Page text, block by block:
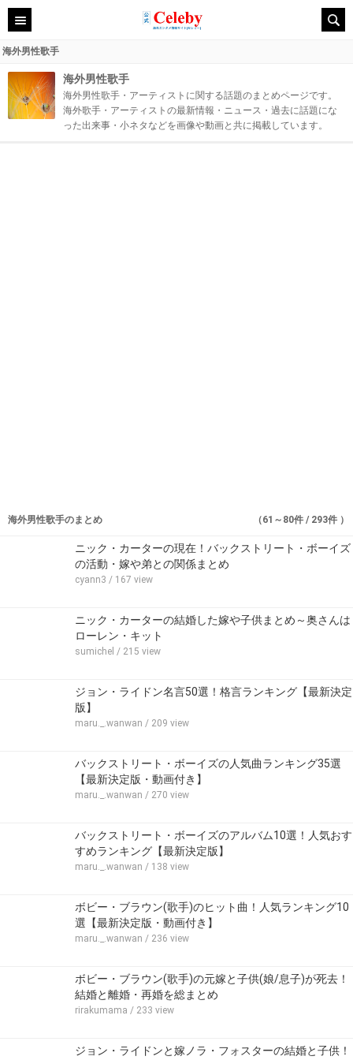
海外男性歌手
海外男性歌手
海外男性歌手・アーティストに関する話題のまとめページです。
海外歌手・アーティストの最新情報・ニュース・過去に話題にな
った出来事・小ネタなどを画像や動画と共に掲載しています。
海外男性歌手のまとめ （61～80件 / 293件 ）
ニック・カーターの現在！バックストリート・ボーイズ
の活動・嫁や弟との関係まとめ
cyann3 / 167 view
ニック・カーターの結婚した嫁や子供まとめ～奥さんは
ローレン・キット
sumichel / 215 view
ジョン・ライドン名言50選！格言ランキング【最新決定
版】
maru._.wanwan / 209 view
バックストリート・ボーイズの人気曲ランキング35選
【最新決定版・動画付き】
maru._.wanwan / 270 view
バックストリート・ボーイズのアルバム10選！人気おす
すめランキング【最新決定版】
maru._.wanwan / 138 view
ボビー・ブラウン(歌手)のヒット曲！人気ランキング10
選【最新決定版・動画付き】
maru._.wanwan / 236 view
ボビー・ブラウン(歌手)の元嫁と子供(娘/息子)が死去！
結婚と離婚・再婚を総まとめ
rirakumama / 233 view
ジョン・ライドンと嫁ノラ・フォスターの結婚と子供！